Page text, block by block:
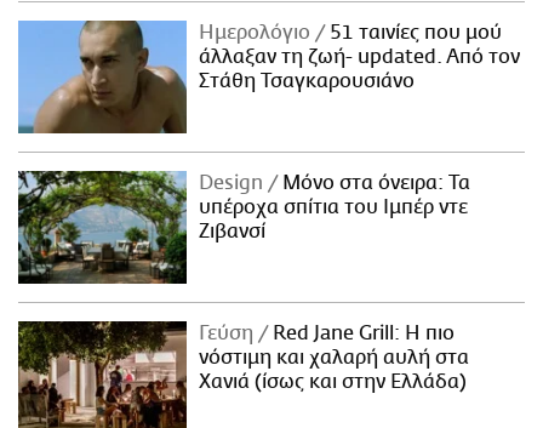
ΑΜΠΑ
Ημερολόγιο
51 ταινίες που μού
άλλαξαν τη ζωή- updated. Aπό τον
Στάθη Τσαγκαρουσιάνο
Design
Μόνο στα όνειρα: Τα
υπέροχα σπίτια του Ιμπέρ ντε
Ζιβανσί
Γεύση
Red Jane Grill: Η πιο
νόστιμη και χαλαρή αυλή στα
Χανιά (ίσως και στην Ελλάδα)